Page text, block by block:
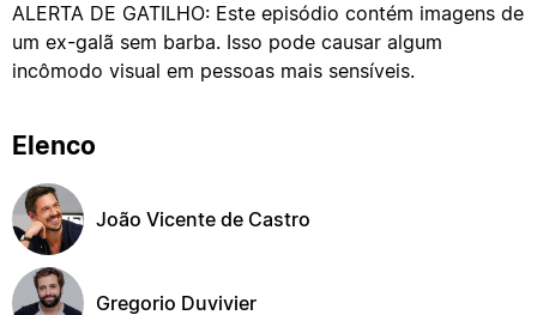
ALERTA DE GATILHO: Este episódio contém imagens de
um ex-galã sem barba. Isso pode causar algum
incômodo visual em pessoas mais sensíveis.
Elenco
João Vicente de Castro
Gregorio Duvivier